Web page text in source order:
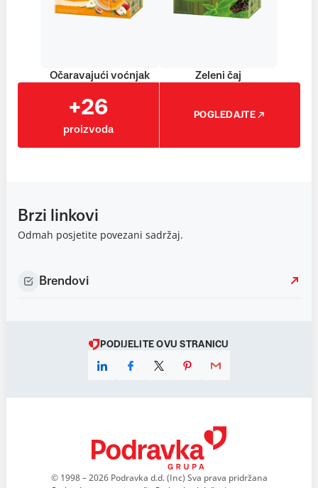
Očaravajući voćnjak Zeleni čaj
+26
proizvoda
POGLEDAJTE
Brzi linkovi
Odmah posjetite povezani sadržaj.
Brendovi
PODIJELITE OVU STRANICU
© 1998 – 2026 Podravka d.d. (Inc) Sva prava pridržana